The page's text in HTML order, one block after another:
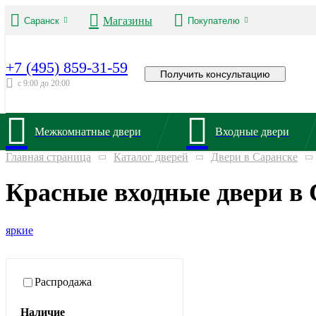
Саранск Магазины Покупателю
+7 (495) 859-31-59
с 9:00 до 20:00
Получить консультацию
Межкомнатные двери Входные двери
Главная страница Каталог дверей Двери в Саранске
Красные входные двери в
яркие
Распродажа
Наличие